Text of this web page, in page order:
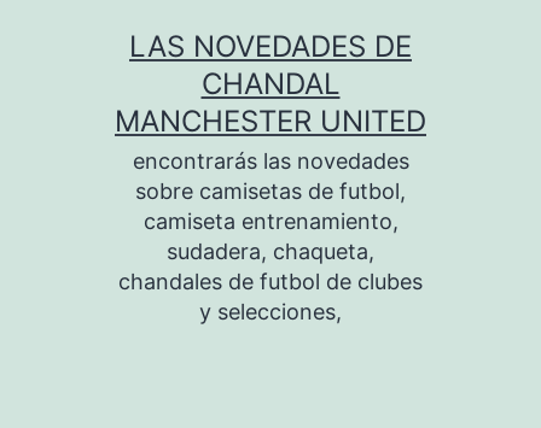
LAS NOVEDADES DE
CHANDAL
MANCHESTER UNITED
encontrarás las novedades
sobre camisetas de futbol,
camiseta entrenamiento,
sudadera, chaqueta,
chandales de futbol de clubes
y selecciones,